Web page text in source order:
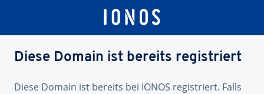
Diese Domain ist bereits registriert
Diese Domain ist bereits bei IONOS registriert. Falls